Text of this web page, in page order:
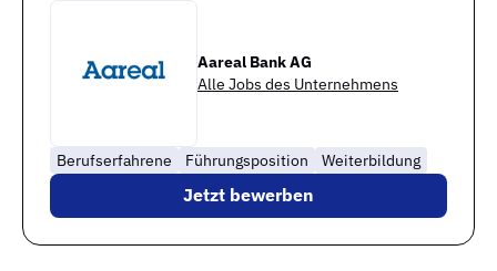
Aareal Bank AG
Alle Jobs des Unternehmens
Berufserfahrene Führungsposition Weiterbildung
Jetzt bewerben